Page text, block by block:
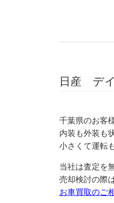
日産 デ
千葉県のお客
内装も外装も
小さくて運転
当社は査定を
売却検討の際
お車買取のご